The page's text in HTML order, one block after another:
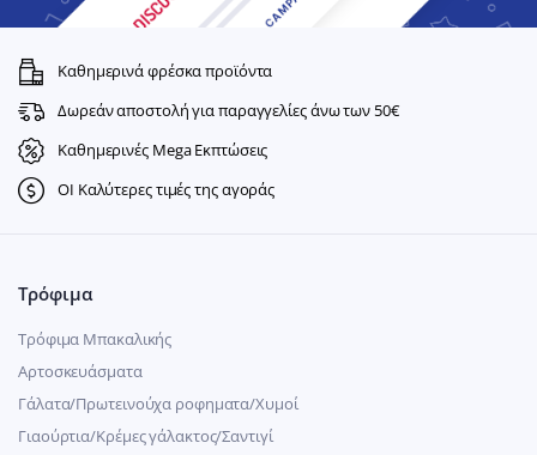
Καθημερινά φρέσκα προϊόντα
Δωρεάν αποστολή για παραγγελίες άνω των 50€
Καθημερινές Mega Εκπτώσεις
ΟΙ Καλύτερες τιμές της αγοράς
Τρόφιμα
Τρόφιμα Μπακαλικής
Αρτοσκευάσματα
Γάλατα/Πρωτεινούχα ροφηματα/Χυμοί
Γιαούρτια/Κρέμες γάλακτος/Σαντιγί